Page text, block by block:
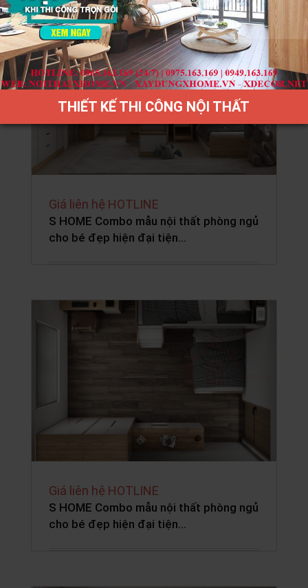
Giá liên hệ HOTLINE
S HOME Combo mẫu nội thất phòng ngủ
cho bé đẹp hiện đại tiện…
Giá liên hệ HOTLINE
S HOME Combo mẫu nội thất phòng ngủ
cho bé đẹp hiện đại tiện…
THIẾT KẾ THI CÔNG NỘI THẤT